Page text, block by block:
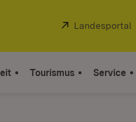
Extern:
Landesportal
Tourismus Service